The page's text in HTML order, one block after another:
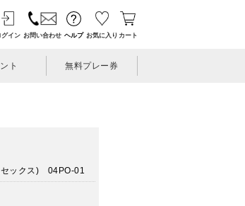
グイン お問い合わせ ヘルプ お気に入り カート
ト 無料プレー券
セックス) 04PO-01